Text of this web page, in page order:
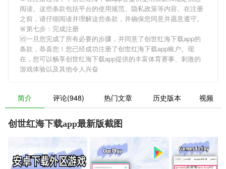
阅读。这些条款包括平台的使用规范、隐私政策等内容。在注册
之前，请仔细阅读并理解这些条款，并确保您同意并愿意遵守。
🚨第七步：完成注册
🆚一旦您完成了所有必要的步骤，并同意了创世红海下载app的
条款，恭喜您！您已经成功注册了创世红海下载app账户。现
在，您可以畅享创世红海下载app提供的丰富体育赛事、刺激的
游戏体验以及其他令人兴奋
简介 评论(948) 热门文章 历史版本 视频
创世红海下载app最新版截图